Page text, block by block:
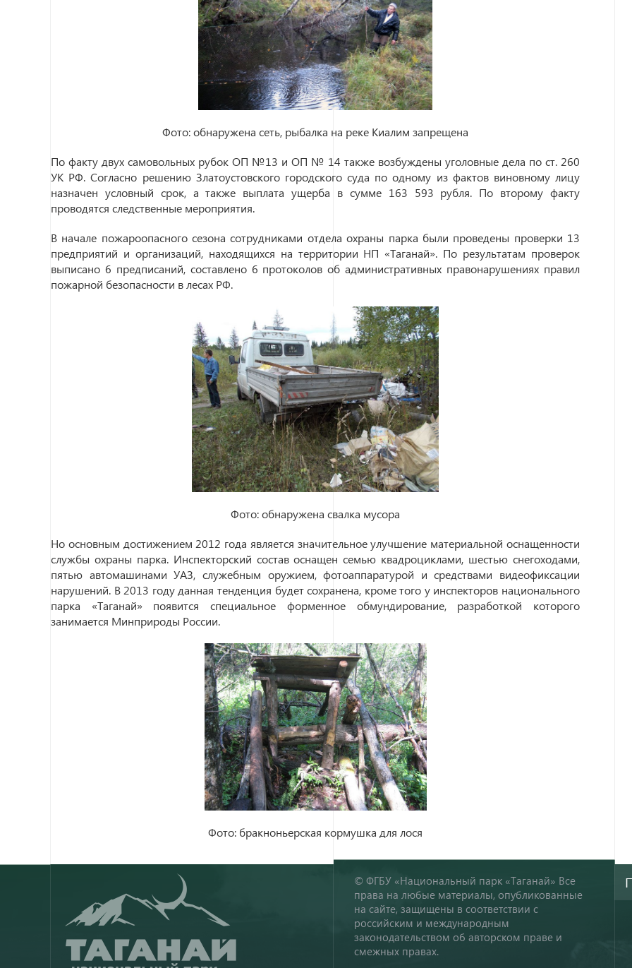
Фото: обнаружена сеть, рыбалка на реке Киалим запрещена
По факту двух самовольных рубок ОП №13 и ОП № 14 также возбуждены уголовные дела по ст. 260
УК РФ. Согласно решению Златоустовского городского суда по одному из фактов виновному лицу
назначен условный срок, а также выплата ущерба в сумме 163 593 рубля. По второму факту
проводятся следственные мероприятия.
В начале пожароопасного сезона сотрудниками отдела охраны парка были проведены проверки 13
предприятий и организаций, находящихся на территории НП «Таганай». По результатам проверок
выписано 6 предписаний, составлено 6 протоколов об административных правонарушениях правил
пожарной безопасности в лесах РФ.
Фото: обнаружена свалка мусора
Но основным достижением 2012 года является значительное улучшение материальной оснащенности
службы охраны парка. Инспекторский состав оснащен семью квадроциклами, шестью снегоходами,
пятью автомашинами УАЗ, служебным оружием, фотоаппаратурой и средствами видеофиксации
нарушений. В 2013 году данная тенденция будет сохранена, кроме того у инспекторов национального
парка «Таганай» появится специальное форменное обмундирование, разработкой которого
занимается Минприроды России.
Фото: бракноньерская кормушка для лося
© ФГБУ «Национальный парк «Таганай» Все
права на любые материалы, опубликованные
на сайте, защищены в соответствии с
российским и международным
законодательством об авторском праве и
смежных правах.